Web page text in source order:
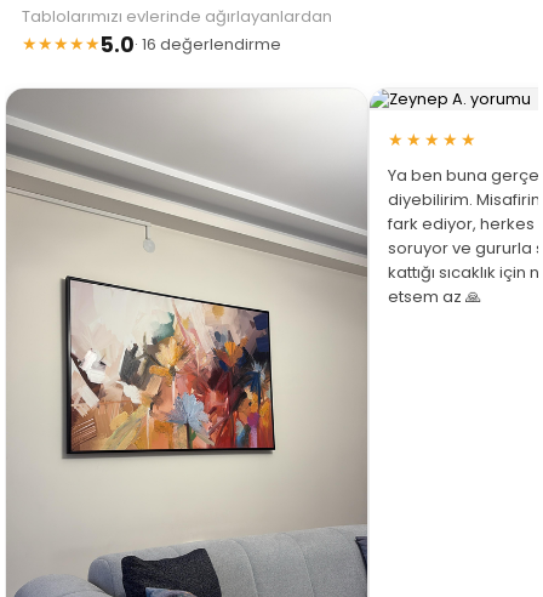
Tablolarımızı evlerinde ağırlayanlardan
★★★★★5.0· 16 değerlendirme
★★★★★
Ya ben buna
diyebilirim.
fark ediyor, herkes
soruyor ve gururla
kattığı sıcaklık
etsem az 🙏